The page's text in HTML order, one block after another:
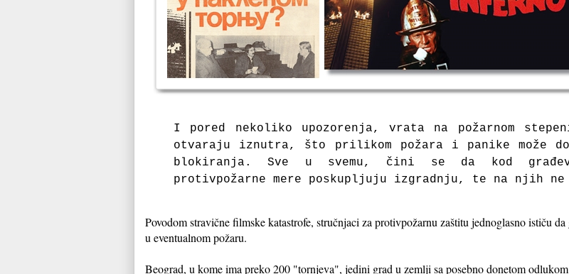
I pored nekoliko upozorenja, vrata na požarnom
otvaraju iznutra, što prilikom požara i panike može
blokiranja. Sve u svemu, čini se da kod
protivpožarne mere poskupljuju izgradnju, te na njih ne
Povodom stravične filmske katastrofe, stručnjaci za protivpožarnu zaštitu jednoglasno ističu
u eventualnom požaru.
Beograd, u kome ima preko 200 "tornjeva", jedini grad u zemlji sa posebno donetom